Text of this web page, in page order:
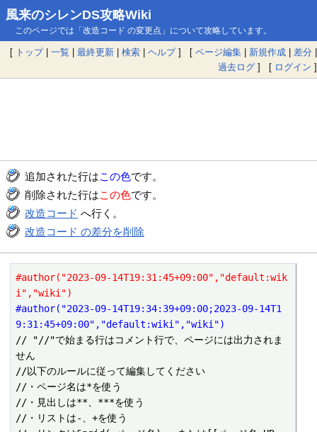
風来のシレンDS攻略Wiki
このページでは「改造コード の変更点」について攻略しています。
[ トップ| 一覧 | 最終更新 | 検索 | ヘルプ] [ ページ編集 | 新規作成 | 差分 |
過去ログ ] [ ログイン ]
追加された行はこの色です。
削除された行はこの色です。
改造コード へ行く。
改造コード の差分を削除
#author("2023-09-14T19:31:45+09:00","default:wik
i","wiki")
#author("2023-09-14T19:34:39+09:00;2023-09-14T1
9:31:45+09:00","default:wiki","wiki")
// "//"で始まる行はコメント行で、ページには出力されま
せん
//以下のルールに従って編集してください
//・ページ名は*を使う
//・見出しは**、***を使う
//・リストは-、+を使う